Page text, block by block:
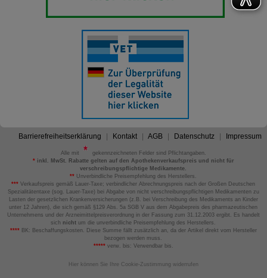
Barrierefreiheitserklärung Kontakt AGB Datenschutz Impressum
Alle mit
gekennzeichneten Felder sind Pflichtangaben.
*inkl. MwSt. Rabatte gelten auf den Apothekenverkaufspreis und nicht für
verschreibungspflichtige Medikamente.
** Unverbindliche Preisempfehlung des Herstellers.
*** Verkaufspreis gemäß Lauer-Taxe; verbindlicher Abrechnungspreis nach der Großen Deutschen
Spezialitätentaxe (sog. Lauer-Taxe) bei Abgabe von nicht verschreibungspflichtigen Medikamenten zu
Lasten der gesetzlichen Krankenversicherungen (z.B. bei Verschreibung des Medikaments an Kinder
unter 12 Jahren), die sich gemäß §129 Abs. 5a SGB V aus dem Abgabepreis des pharmazeutischen
Unternehmens und der Arzneimittelpreisverordnung in der Fassung zum 31.12.2003 ergibt. Es handelt
sich nicht um die unverbindliche Preisempfehlung des Herstellers.
****BK: Beschaffungskosten. Diese Summe fällt zusätzlich an, da der Artikel direkt vom Hersteller
bezogen werden muss.
*****verw. bis: Verwendbar bis.
Hier können Sie Ihre Cookie-Zustimmung widerrufen